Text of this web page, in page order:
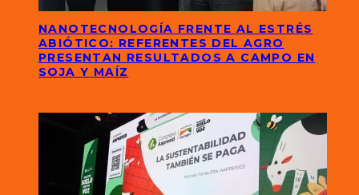
NANOTECNOLOGÍA FRENTE AL ESTRÉS
ABIÓTICO: REFERENTES DEL AGRO
PRESENTAN RESULTADOS A CAMPO EN
SOJA Y MAÍZ